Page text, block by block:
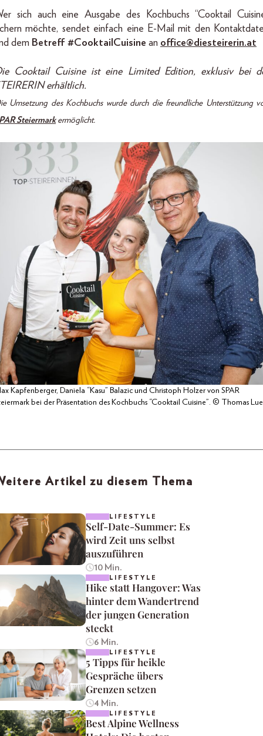
sich auch eine Ausgabe des Kochbuchs “Cooktail
möchte, sendet einfach eine E-Mail mit den
dem Betreff #CooktailCuisine an office@diesteirerin.at
Cooktail Cuisine ist eine Limited Edition, exklusiv bei
erhältlich.
Umsetzung des Kochbuchs wurde durch die freundliche Unterstützung
Steiermarkermöglicht.
Kapfenberger, Daniela “Kasu” Balazic und Christoph Holzer von SPAR
bei der Präsentation des Kochbuchs “Cooktail Cuisine”. © Thomas
Artikel zu diesem Thema
LIFESTYLE
Self-Date-Summer: Es
wird Zeit uns selbst
auszuführen
10 Min.
LIFESTYLE
Hike statt Hangover: Was
hinter dem Wandertrend
der jungen Generation
steckt
6 Min.
LIFESTYLE
5 Tipps für heikle
Gespräche übers
Grenzen setzen
4 Min.
LIFESTYLE
Best Alpine Wellness